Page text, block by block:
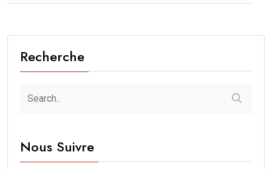
Recherche
Nous Suivre